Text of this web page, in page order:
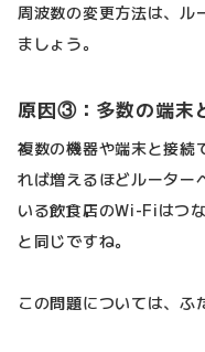
周波数の変更方法は、ル
ましょう。
原因③：多数の端末
複数の機器や端末と接続
れば増えるほどルーター
いる飲食店のWi-Fiはつ
と同じですね。
この問題については、ふ